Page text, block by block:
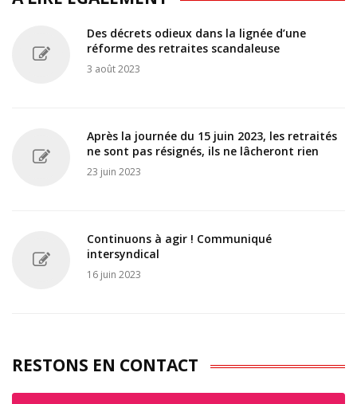
Des décrets odieux dans la lignée d’une
réforme des retraites scandaleuse
3 août 2023
Après la journée du 15 juin 2023, les retraités
ne sont pas résignés, ils ne lâcheront rien
23 juin 2023
Continuons à agir ! Communiqué
intersyndical
16 juin 2023
RESTONS EN CONTACT